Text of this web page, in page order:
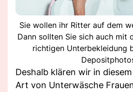
Sie wollen ihr Ritter auf dem
Dann sollten Sie sich auch mit
richtigen Unterbekleidung
Deshalb klären wir in
Art von Unterwäsche